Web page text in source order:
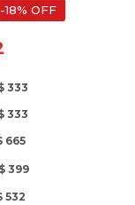
18
333
333
665
$ 399
532